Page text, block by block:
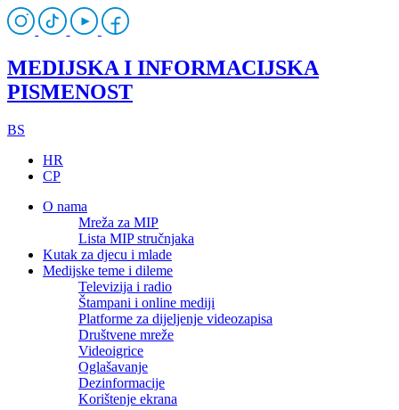
MEDIJSKA I INFORMACIJSKA
PISMENOST
BS
HR
CP
O nama
Mreža za MIP
Lista MIP stručnjaka
Kutak za djecu i mlade
Medijske teme i dileme
Televizija i radio
Štampani i online mediji
Platforme za dijeljenje videozapisa
Društvene mreže
Videoigrice
Oglašavanje
Dezinformacije
Korištenje ekrana